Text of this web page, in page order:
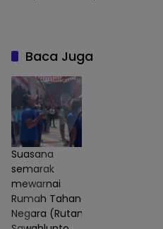
Baca Juga
Suasana
semarak
mewarnai
Rumah Tahanan
Negara (Rutan)